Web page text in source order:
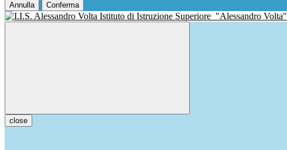
Annulla Conferma
Istituto di Istruzione Superiore "Alessandro Volta"
close